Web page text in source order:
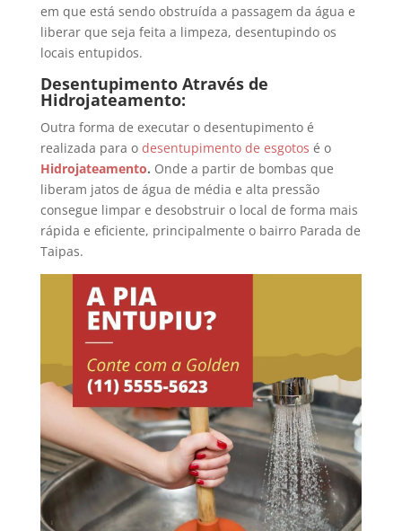
em que está sendo obstruída a passagem da água e
liberar que seja feita a limpeza, desentupindo os
locais entupidos.
Desentupimento Através de
Hidrojateamento:
Outra forma de executar o desentupimento é
realizada para o desentupimento de esgotos é o
Hidrojateamento. Onde a partir de bombas que
liberam jatos de água de média e alta pressão
consegue limpar e desobstruir o local de forma mais
rápida e eficiente, principalmente o bairro Parada de
Taipas.